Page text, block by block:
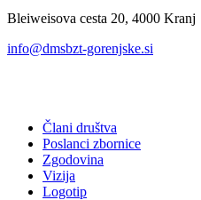
Bleiweisova cesta 20, 4000 Kranj
info@dmsbzt-gorenjske.si
Člani društva
Poslanci zbornice
Zgodovina
Vizija
Logotip